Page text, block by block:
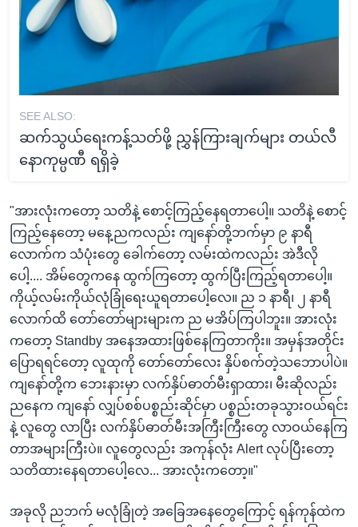
SEE ALSO:
ဆက်သွယ်ရေးကန့်သတ်ဖို့ ညွှန်ကြားချက်များ တယ်လီ
နောကုမ္ပဏီ ရရှိခဲ့
"အားလုံးကတော့ သတိနဲ့ စောင့်ကြည့်နေရတာပေါ့။ သတိနဲ့ စောင့်
ကြည့်နေတော့ မနေ့ညကလည်း ကျနော်တို့ဘက်မှာ ၉ နာရီ
လောက်က သံပုံးတွေ ခေါက်တော့ လမ်းထဲကလည်း အဲဒီလို
ပေါ့.... အိမ်တွေကနေ ထွက်ကြတော့ ထွက်ပြီးကြည့်ရတာပေါ့။
ကိုယ့်လမ်းကိုယ်လုံခြုံရေးယူရတာပေါ့လေ။ ည ၁ နာရီ၊ ၂ နာရီ
လောက်ထိ တော်တော်များများက ည မအိပ်ကြပါဘူး။ အားလုံး
ကတော့ Standby အနေအထားဖြစ်နေကြတာကိုး။ အမှန်အတိုင်း
ပြောရရင်တော့ လူထုကို တော်တော်လေး နှိပ်စက်တဲ့သဘောပါပဲ။
ကျနော်တို့က ဘေးနားမှာ လက်နှိပ်ဓာတ်မီးရှာထား၊ မီးဆိုလည်း
ညနေက ကျနော် လျှပ်စစ်ပစ္စည်းဆိုင်မှာ ပစ္စည်းတခုသွားဝယ်ရင်း
နဲ့ လူတွေ လာပြီး လက်နှိပ်ဓာတ်မီးအကြီးကြီးတွေ လာဝယ်နေကြ
တာအများကြီးပဲ။ လူတွေလည်း အကုန်လုံး Alert လုပ်ပြီးတော့
သတိထားနေရတာပေါ့လေ... အားလုံးကတော့။"
အခုလို ညဘက် မလုံခြုံတဲ့ အခြေအနေတွေကြောင့် ရန်ကုန်ထဲက